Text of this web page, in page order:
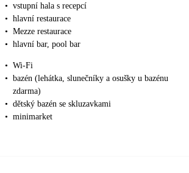
• vstupní hala s recepcí
• hlavní restaurace
• Mezze restaurace
• hlavní bar, pool bar
• Wi-Fi
• bazén (lehátka, slunečníky a osušky u bazénu
zdarma)
• dětský bazén se skluzavkami
• minimarket